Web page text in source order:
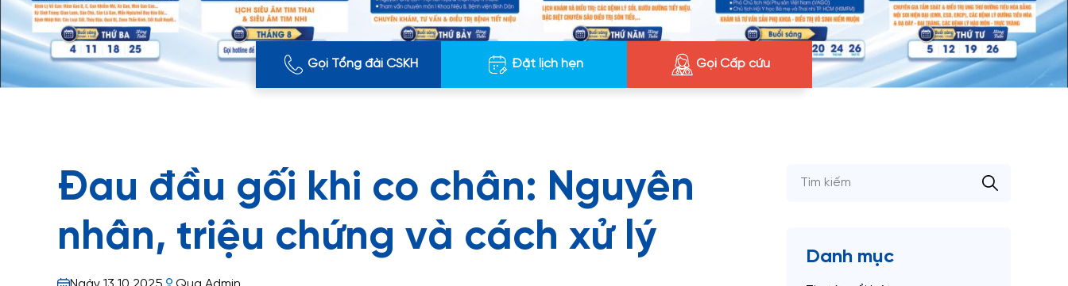
Gọi Tổng đài CSKH Đặt lịch hẹn Gọi Cấp cứu
Đau đầu gối khi co chân: Nguyên
nhân, triệu chứng và cách xử lý
Danh mục